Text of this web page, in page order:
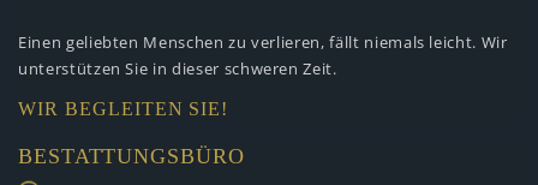
Einen geliebten Menschen zu verlieren, fällt niemals leicht. Wir
unterstützen Sie in dieser schweren Zeit.
WIR BEGLEITEN SIE!
BESTATTUNGSBÜRO